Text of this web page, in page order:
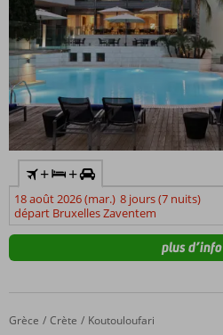
+ +
18 août 2026 (mar.) 8 jours (7 nuits)
départ Bruxelles Zaventem
plus d’info
Accueil
Grèce Crète Koutouloufari
Fly & Go Pilot's Villas Luxury Suites